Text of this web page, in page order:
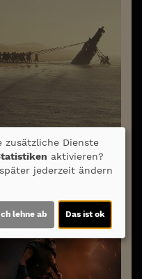
zusätzliche Dienste
aktivieren?
jederzeit ändern
lehne ab Das ist ok